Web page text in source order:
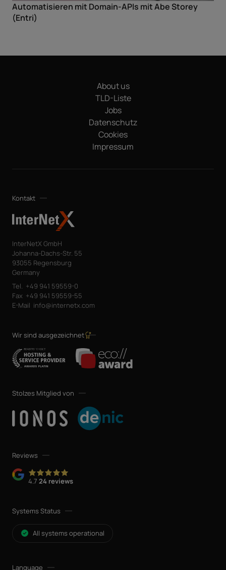
Automatisieren mit Domain-APIs mit Abe Storey
(Entri)
About us
TLD-Liste
Jobs
Datenschutz
Cookies
Impressum
Kontakt
InterNetX GmbH
Johanna-Dachs-Str. 55
93055 Regensburg
Germany
Tel. +49 941 59559-0
Fax +49 941 59559-55
E-Mail info@internetx.com
Wir sind ausgezeichnet
Stolzes Mitglied von
Reviews
4.7 24 reviews
Systems Status
All systems operational
Language